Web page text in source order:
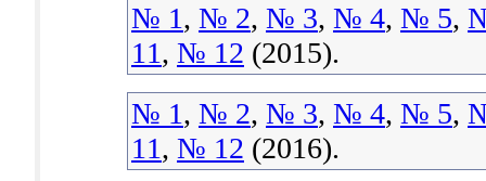
№ 1, № 2, № 3, № 4, № 5,
11, № 12 (2015).
№ 1, № 2, № 3, № 4, № 5,
11, № 12 (2016).